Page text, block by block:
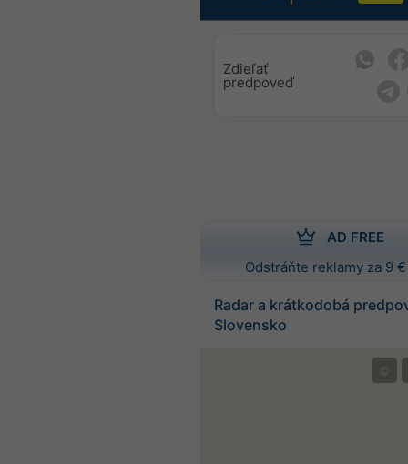
Zdieľať
predpoveď
AD FREE
Odstráňte reklamy za 9
Radar a krátkodobá
Slovensko
©